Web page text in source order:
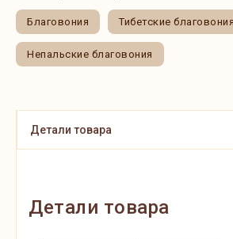
Благовония Тибетские благовония
Непальские благовония
Детали товара
Детали товара